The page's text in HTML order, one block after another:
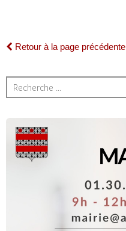
Retour à la page précédente